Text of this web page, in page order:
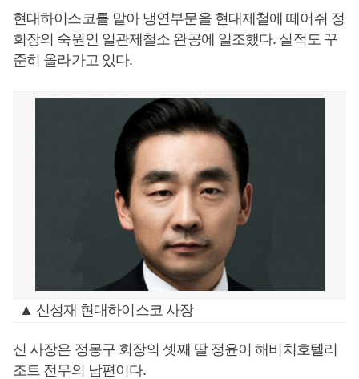
현대하이스코를 맡아 냉연부문을 현대제철에 떼어줘 정
회장의 숙원인 일관제철소 완공에 일조했다. 실적도 꾸
준히 올라가고 있다.
▲ 신성재 현대하이스코 사장
신 사장은 정몽구 회장의 셋째 딸 정윤이 해비치호텔리
조트 전무의 남편이다.